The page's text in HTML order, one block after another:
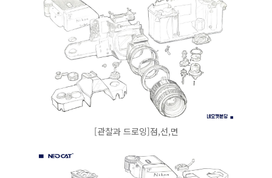
[관찰과 드로잉]점,선,면